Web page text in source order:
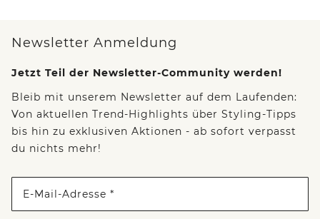
Newsletter Anmeldung
Jetzt Teil der Newsletter-Community werden!
Bleib mit unserem Newsletter auf dem Laufenden:
Von aktuellen Trend-Highlights über Styling-Tipps
bis hin zu exklusiven Aktionen - ab sofort verpasst
du nichts mehr!
E-Mail-Adresse *